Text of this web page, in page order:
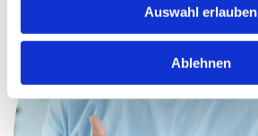
Auswahl erlauben
Ablehnen